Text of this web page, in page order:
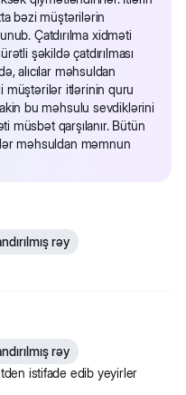
bəzi müştərilərin
Çatdırılma xidməti
şəkildə çatdırılması
alıcılar məhsuldan
müştərilər itlərinin quru
bu məhsulu sevdiklərini
müsbət qarşılanır. Bütün
məhsuldan məmnun
rəy
rəy
istifade edib yeyirler